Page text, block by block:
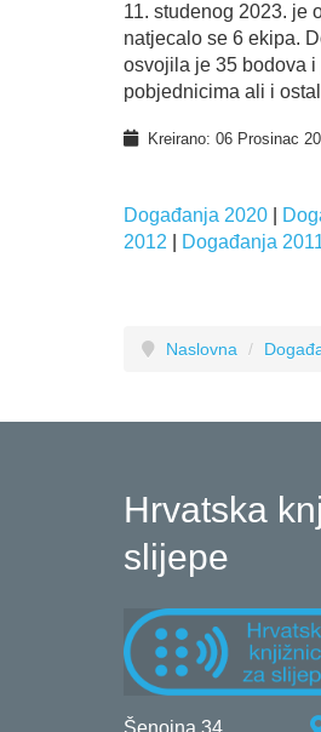
11. studenog 2023. je
natjecalo se 6 ekipa.
osvojila je 35 bodova
pobjednicima ali i
Kreirano: 06 Prosinac
Događanja 2020
2012
Događanja
Naslovna /
Hrvatska
slijepe
Šenoina 34